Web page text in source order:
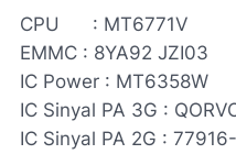
CPU : MT6771V
EMMC : 8YA92 JZI03
IC Power : MT6358W
IC Sinyal PA 3G :
IC Sinyal PA 2G :